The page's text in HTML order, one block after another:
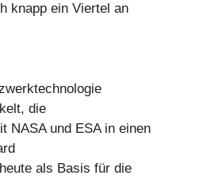
knapp ein Viertel an
die
NASA und ESA in einen
als Basis für die